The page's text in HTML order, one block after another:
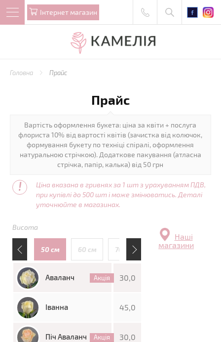
Iнтернет магазин
Головна Прайс
Прайс
Вартість оформлення букета: ціна за квіти + послуга
флориста 10% від вартості квітів (зачистка від колючок,
формування букету по техніці спіралі, оформлення
натуральною стрічкою). Додаткове пакування (атласна
стрічка, папір, калька) від 50 грн
!
Ціна вказана в гривнях за 1 шт з урахуванням ПДВ,
при купівлі до 500 шт і може змінюватись. Деталі
уточнюйте в магазинах.
Висота
110 см 50 см 60 см 70 см 80 см 90 см
Аваланч Акція 30,0
Іванна 45,0
Піч Аваланч Акція 30,0
Наші
магазини